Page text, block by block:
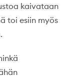
kaivataan
toi esiin myös